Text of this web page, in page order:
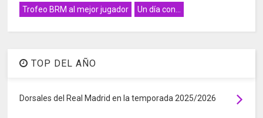
Trofeo BRM al mejor jugador
Un día con...
TOP DEL AÑO
Dorsales del Real Madrid en la temporada 2025/2026